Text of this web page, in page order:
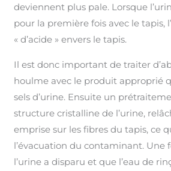
deviennent plus pale. Lorsque
pour la première fois avec le tapis,
« d’acide » envers le tapis.
Il est donc important de traiter
houlme avec le produit approprié
sels d’urine. Ensuite un
structure cristalline de l’urine,
emprise sur les fibres du tapis, ce
l’évacuation du contaminant. Une
l’urine a disparu et que l’eau de